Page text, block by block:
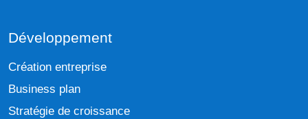
Développement
Création entreprise
Business plan
Stratégie de croissance